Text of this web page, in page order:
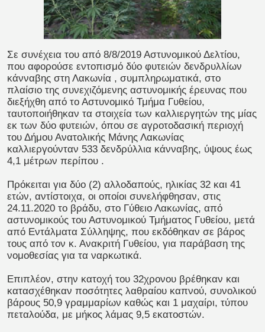
Σε συνέχεια του από 8/8/2019 Αστυνομικού Δελτίου,
που αφορούσε εντοπισμό δύο φυτειών δενδρυλλίων
κάνναβης στη Λακωνία , συμπληρωματικά, στο
πλαίσιο της συνεχιζόμενης αστυνομικής έρευνας που
διεξήχθη από το Αστυνομικό Τμήμα Γυθείου,
ταυτοποιήθηκαν τα στοιχεία των καλλιεργητών της μίας
εκ των δύο φυτειών, όπου σε αγροτοδασική περιοχή
του Δήμου Ανατολικής Μάνης Λακωνίας
καλλιεργούνταν 533 δενδρύλλια κάνναβης, ύψους έως
4,1 μέτρων περίπου .
Πρόκειται για δύο (2) αλλοδαπούς, ηλικίας 32 και 41
ετών, αντίστοιχα, οι οποίοι συνελήφθησαν, στις
24.11.2020 το βράδυ, στο Γύθειο Λακωνίας, από
αστυνομικούς του Αστυνομικού Τμήματος Γυθείου, μετά
από Εντάλματα Σύλληψης, που εκδόθηκαν σε βάρος
τους από τον κ. Ανακριτή Γυθείου, για παράβαση της
νομοθεσίας για τα ναρκωτικά.
Επιπλέον, στην κατοχή του 32χρονου βρέθηκαν και
κατασχέθηκαν ποσότητες λαθραίου καπνού, συνολικού
βάρους 50,9 γραμμαρίων καθώς και 1 μαχαίρι, τύπου
πεταλούδα, με μήκος λάμας 9,5 εκατοστών.